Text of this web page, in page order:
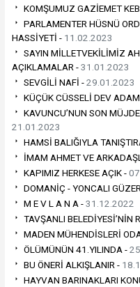
KOMŞUMUZ GAZİEMET
PARLAMENTER HÜSNÜ
HASSİYETİ - 11.02.2023
SAYIN MİLLETVEKİLİMİZ
AÇIKLAMALAR -31.01.2023
SEVGİLİ NAFİ -29.01.2023
KÜÇÜK CÜSSELİ DEV
KAVUNCU’NUN SON
21.01.2023
HAMSİ BALIĞIYLA
İMAM AHMET VE
KAPIMIZ HERKESE AÇIK -
DOMANİÇ - YONCALI
M E V L A N A -31.12.2022
TAVŞANLI BELEDİYESİ’NİN
MADEN MÜHENDİSLERİ
ÖLÜMÜNÜN 41.YILINDA -
BU ÖNERİ ALKIŞLANIR -
HAYVAN BARINAKLARI